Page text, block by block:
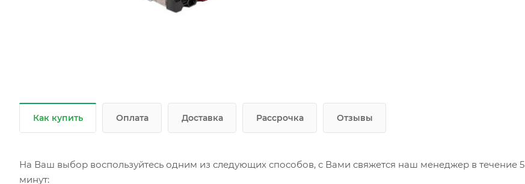
Как купить Оплата Доставка Рассрочка Отзывы
На Ваш выбор воспользуйтесь одним из следующих способов, с Вами свяжется наш менеджер в течение 5
минут: